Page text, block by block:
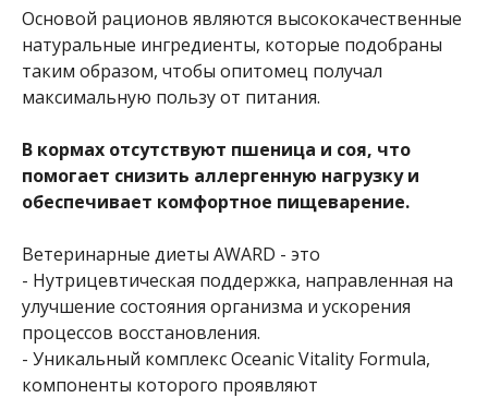
Основой рационов являются высококачественные
натуральные ингредиенты, которые подобраны
таким образом, чтобы опитомец получал
максимальную пользу от питания.
В кормах отсутствуют пшеница и соя, что
помогает снизить аллергенную нагрузку и
обеспечивает комфортное пищеварение.
Ветеринарные диеты AWARD - это
- Нутрицевтическая поддержка, направленная на
улучшение состояния организма и ускорения
процессов восстановления.
- Уникальный комплекс Oceanic Vitality Formula,
компоненты которого проявляют